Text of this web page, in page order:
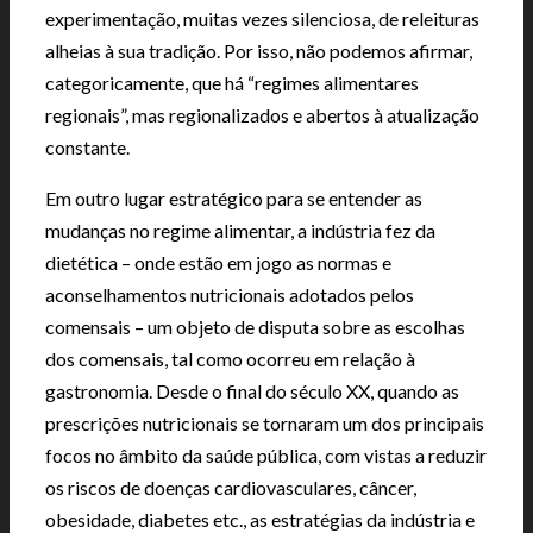
experimentação, muitas vezes silenciosa, de releituras
alheias à sua tradição. Por isso, não podemos afirmar,
categoricamente, que há “regimes alimentares
regionais”, mas regionalizados e abertos à atualização
constante.
Em outro lugar estratégico para se entender as
mudanças no regime alimentar, a indústria fez da
dietética – onde estão em jogo as normas e
aconselhamentos nutricionais adotados pelos
comensais – um objeto de disputa sobre as escolhas
dos comensais, tal como ocorreu em relação à
gastronomia. Desde o final do século XX, quando as
prescrições nutricionais se tornaram um dos principais
focos no âmbito da saúde pública, com vistas a reduzir
os riscos de doenças cardiovasculares, câncer,
obesidade, diabetes etc., as estratégias da indústria e